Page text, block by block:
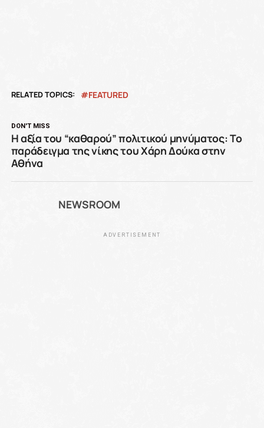
RELATED TOPICS: FEATURED
DON'T MISS
Η αξία του “καθαρού” πολιτικού μηνύματος: Το
παράδειγμα της νίκης του Χάρη Δούκα στην
Αθήνα
NEWSROOM
ADVERTISEMENT